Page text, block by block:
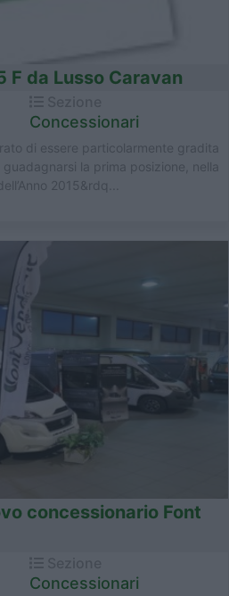
F da Lusso Caravan
Concessionari
di essere particolarmente gradita
la prima posizione, nella
2015&rdq...
concessionario Font
Concessionari